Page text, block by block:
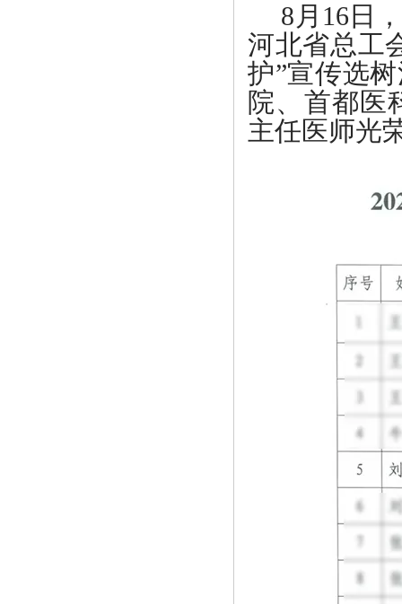
8月16日
河北省总工
护”宣传选
院、首都医
主任医师光